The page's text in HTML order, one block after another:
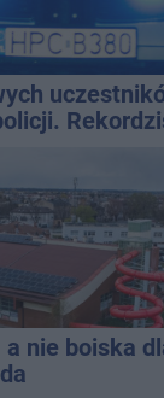
a nie boiska